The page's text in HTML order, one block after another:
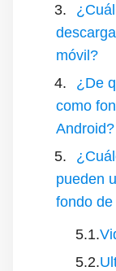
móvil?
¿De
como
Android?
pueden
fondo